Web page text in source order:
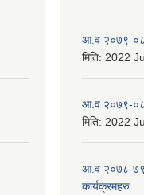
आ.व २०७९-
मिति: 2022
आ.व २०७९-
मिति: 2022
आ.व २०७८-७९
कार्यक्रमहरु